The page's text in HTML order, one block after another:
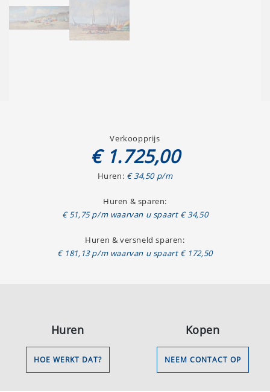
Verkoopprijs
€ 1.725,00
Huren: € 34,50 p/m
Huren & sparen:
€ 51,75 p/m waarvan u spaart € 34,50
Huren & versneld sparen:
€ 181,13 p/m waarvan u spaart € 172,50
Huren
HOE WERKT DAT?
Kopen
NEEM CONTACT OP